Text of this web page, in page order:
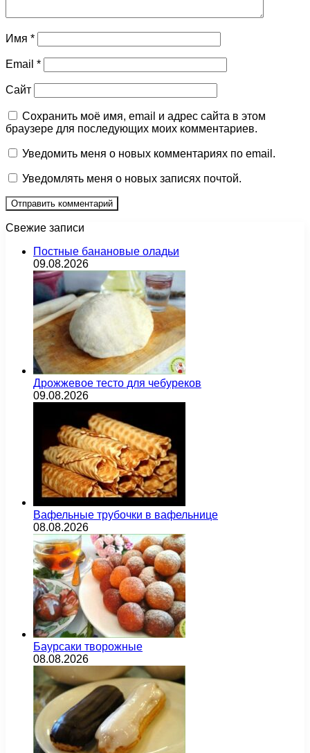
Имя *
Email *
Сайт
Сохранить моё имя, email и адрес сайта в этом
браузере для последующих моих комментариев.
Уведомить меня о новых комментариях по email.
Уведомлять меня о новых записях почтой.
Свежие записи
Постные банановые оладьи
09.08.2026
Дрожжевое тесто для чебуреков
09.08.2026
Вафельные трубочки в вафельнице
08.08.2026
Баурсаки творожные
08.08.2026